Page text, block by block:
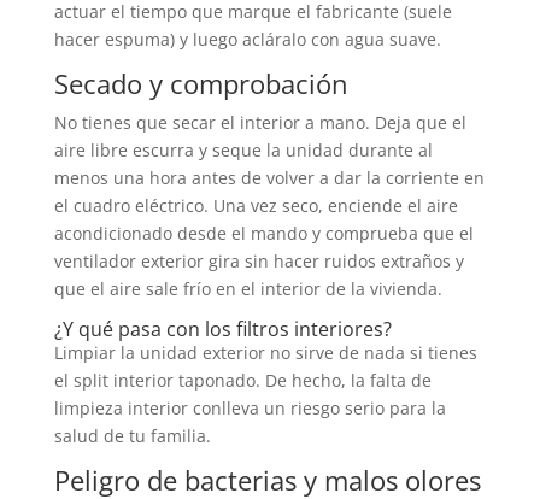
actuar el tiempo que marque el fabricante (suele
hacer espuma) y luego acláralo con agua suave.
Secado y comprobación
No tienes que secar el interior a mano. Deja que el
aire libre escurra y seque la unidad durante al
menos una hora antes de volver a dar la corriente en
el cuadro eléctrico. Una vez seco, enciende el aire
acondicionado desde el mando y comprueba que el
ventilador exterior gira sin hacer ruidos extraños y
que el aire sale frío en el interior de la vivienda.
¿Y qué pasa con los filtros interiores?
Limpiar la unidad exterior no sirve de nada si tienes
el split interior taponado. De hecho, la falta de
limpieza interior conlleva un riesgo serio para la
salud de tu familia.
Peligro de bacterias y malos olores